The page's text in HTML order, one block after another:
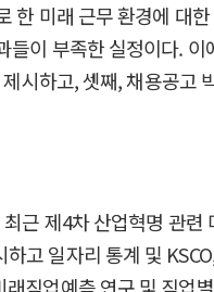
미래 근무 환경에 대
이 부족한 실정이다.
시하고, 셋째, 채용공고
근 제4차 산업혁명 관
일자리 통계 및